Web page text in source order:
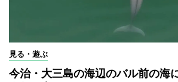
見る・遊ぶ
今治・大三島の海辺のバル前の海